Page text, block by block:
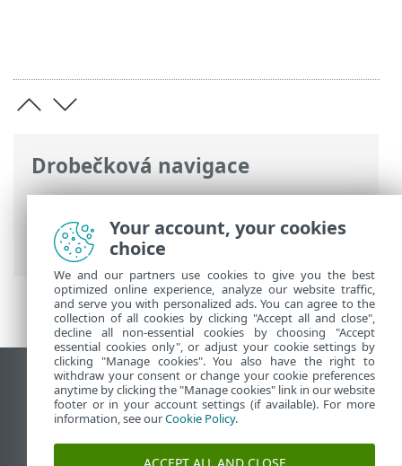
Drobečková navigace
ESET Online nápověda>ESET Smart
Security Premium>ESET Smart Security
Premium
> Co je nového?
Zobrazit verzi pro počítač
End of Life
ESET Databáze znalostí
ESET Forum
Your account, your cookies
choice
We and our partners use cookies to give you the best
optimized online experience, analyze our website traffic,
and serve you with personalized ads. You can agree to the
collection of all cookies by clicking "Accept all and close",
decline all non-essential cookies by choosing "Accept
essential cookies only", or adjust your cookie settings by
clicking "Manage cookies". You also have the right to
withdraw your consent or change your cookie preferences
anytime by clicking the "Manage cookies" link in our website
footer or in your account settings (if available). For more
information, see ourCookie Policy.